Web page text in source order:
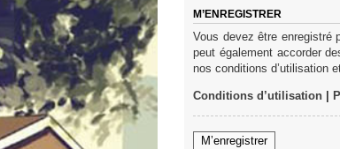
M’ENREGISTRER
Vous devez être enregistré
peut également accorder
nos conditions d’utilisation
Conditions d’utilisation
M’enregistrer